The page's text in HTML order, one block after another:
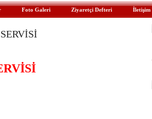
Foto Galeri Ziyaretçi Defteri İletişim